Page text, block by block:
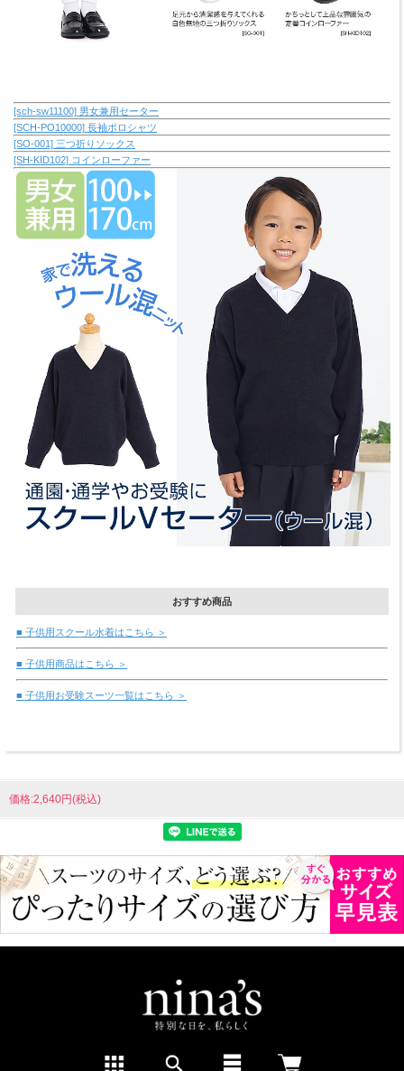
[sch-sw11100] 男女兼用セーター
[SCH-PO10000] 長袖ポロシャツ
[SO-001] 三つ折りソックス
[SH-KID102] コインローファー
おすすめ商品
■ 子供用スクール水着はこちら ＞
■ 子供用商品はこちら ＞
■ 子供用お受験スーツ一覧はこちら ＞
価格:2,640円(税込)